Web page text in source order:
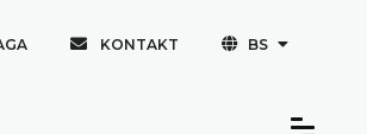
KONTAKT BS